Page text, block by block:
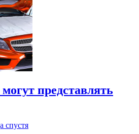
представлять
спустя